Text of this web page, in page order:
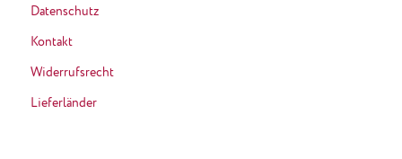
Datenschutz
Kontakt
Widerrufsrecht
Lieferländer